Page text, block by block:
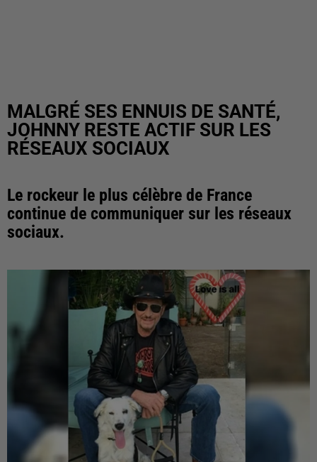
MALGRÉ SES ENNUIS DE SANTÉ,
JOHNNY RESTE ACTIF SUR LES
RÉSEAUX SOCIAUX
Le rockeur le plus célèbre de France
continue de communiquer sur les réseaux
sociaux.